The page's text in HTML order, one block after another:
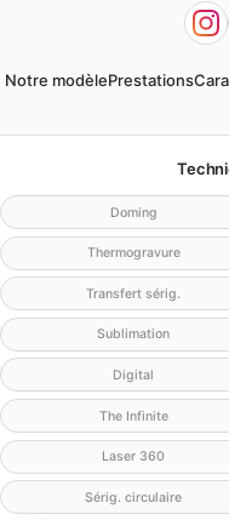
Notre modèlePrestations
Doming
Thermogravure
Transfert sérig.
Sublimation
Digital
The Infinite
Laser 360
Sérig. circulaire